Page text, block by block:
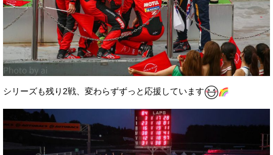
シリーズも残り2戦、変わらずずっと応援しています